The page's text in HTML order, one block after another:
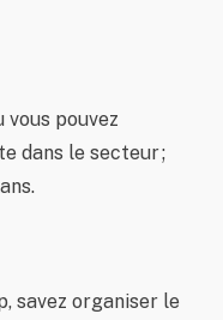
vous pouvez
dans le secteur ;
savez organiser le